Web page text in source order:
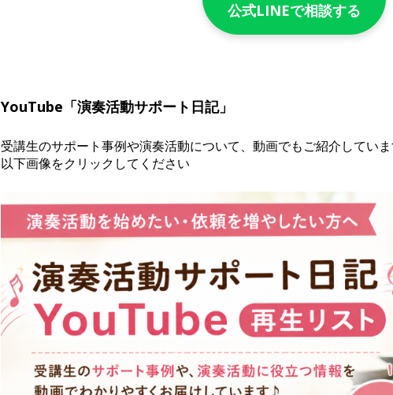
公式LINEで相談する
YouTube「演奏活動サポート日記」
受講生のサポート事例や演奏活動について、動画でもご紹介していま
以下画像をクリックしてください